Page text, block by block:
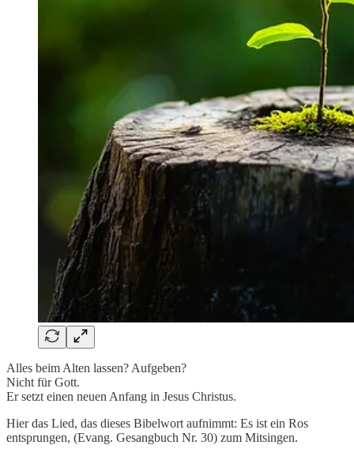
Alles beim Alten lassen? Aufgeben?
Nicht für Gott.
Er setzt einen neuen Anfang in Jesus Christus.
Hier das Lied, das dieses Bibelwort aufnimmt: Es ist ein Ros
entsprungen, (Evang. Gesangbuch Nr. 30) zum Mitsingen.